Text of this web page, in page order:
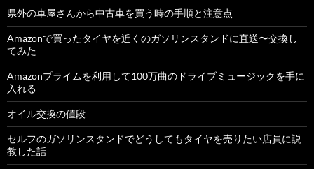
県外の車屋さんから中古車を買う時の手順と注意点
Amazonで買ったタイヤを近くのガソリンスタンドに直送〜交換し
てみた
Amazonプライムを利用して100万曲のドライブミュージックを手に
入れる
オイル交換の値段
セルフのガソリンスタンドでどうしてもタイヤを売りたい店員に説
教した話